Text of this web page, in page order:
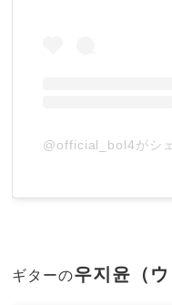
@official_bol4がシ
ギターの우지윤（